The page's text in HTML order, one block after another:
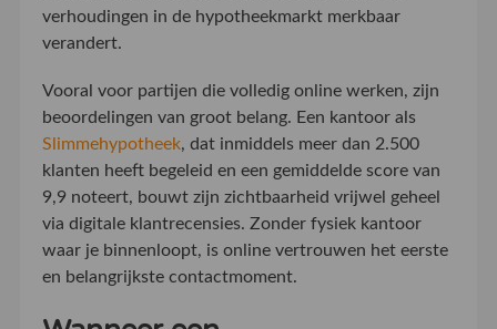
verhoudingen in de hypotheekmarkt merkbaar
verandert.
Vooral voor partijen die volledig online werken, zijn
beoordelingen van groot belang. Een kantoor als
Slimmehypotheek, dat inmiddels meer dan 2.500
klanten heeft begeleid en een gemiddelde score van
9,9 noteert, bouwt zijn zichtbaarheid vrijwel geheel
via digitale klantrecensies. Zonder fysiek kantoor
waar je binnenloopt, is online vertrouwen het eerste
en belangrijkste contactmoment.